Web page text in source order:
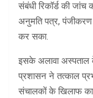
संबंधी रिकॉर्ड की
अनुमति पत्र,
कर सका.
इसके अलावा अस्पताल
प्रशासन ने तत्काल
संचालकों के खिलाफ